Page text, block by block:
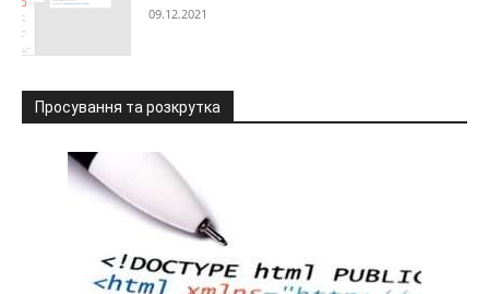
09.12.2021
Просування та розкрутка